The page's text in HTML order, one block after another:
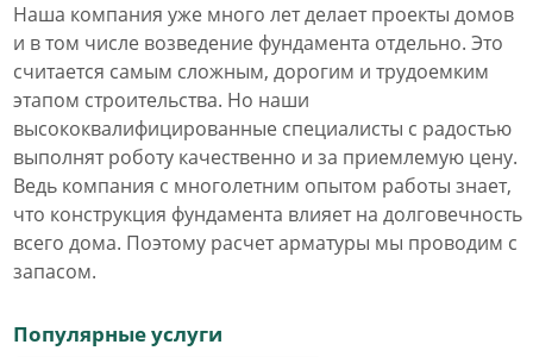
Наша компания уже много лет делает проекты домов
и в том числе возведение фундамента отдельно. Это
считается самым сложным, дорогим и трудоемким
этапом строительства. Но наши
высококвалифицированные специалисты с радостью
выполнят роботу качественно и за приемлемую цену.
Ведь компания с многолетним опытом работы знает,
что конструкция фундамента влияет на долговечность
всего дома. Поэтому расчет арматуры мы проводим с
запасом.
Популярные услуги